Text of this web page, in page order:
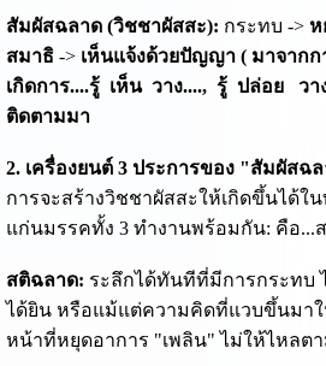
สัมผัสฉลาด (วิชชาผัสสะ): กระทบ -> ห
สมาธิ-> เห็นแจ้งด้วยปัญญา ( มาจากก
เกิดการ....รู้ เห็น วาง...., รู้ ปล่อย
ติดตามมา
2. เครื่องยนต์ 3 ประการของ "สัมผัสฉ
การจะสร้างวิชชาผัสสะให้เกิดขึ้นได้ใ
แก่นมรรคทั้ง 3 ทำงานพร้อมกัน: คือ
สติฉลาด: ระลึกได้ทันทีที่มีการกระทบ
ได้ยิน หรือแม้แต่ความคิดที่แวบขึ้นมาใ
หน้าที่หยุดอาการ "เพลิน" ไม่ให้ไหลตา